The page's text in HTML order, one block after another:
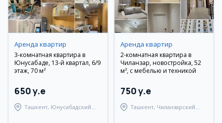
Аренда квартир
3-комнатная квартира в
Юнусабаде, 13-й квартал, 6/9
этаж, 70 м²
650 y.e
Ташкент, Юнусабадский
Аренда квартир
2-комнатная квартира в
Чиланзар, новостройка, 52
м², с мебелью и техникой
750 y.e
Ташкент, Чиланзарский